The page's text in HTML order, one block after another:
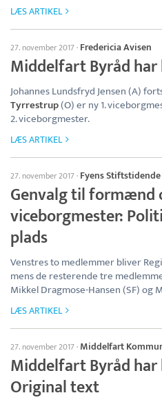
LÆS ARTIKEL
27. november 2017· Fredericia Avisen
Middelfart Byråd
Johannes Lundsfryd Jensen (A)
Tyrrestrup(O) er ny 1.
2. viceborgmester.
LÆS ARTIKEL
27. november 2017· Fyens Stiftstidende
Genvalg til formænd
viceborgmester:
plads
Venstres to medlemmer bliver
mens de resterende tre
Mikkel Dragmose-Hansen (SF) og
LÆS ARTIKEL
27. november 2017· Middelfart
Middelfart Byråd
Original text